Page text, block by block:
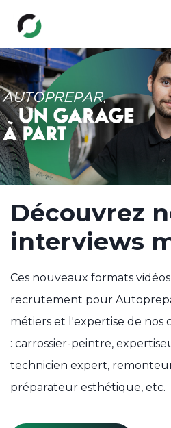
Découvrez
interviews
Ces nouveaux formats
recrutement pour
métiers et l'expertise de nos
: carrossier-peintre,
technicien expert,
préparateur esthétique, etc.